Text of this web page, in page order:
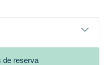
de reserva